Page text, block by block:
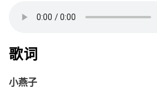
歌词
小燕子